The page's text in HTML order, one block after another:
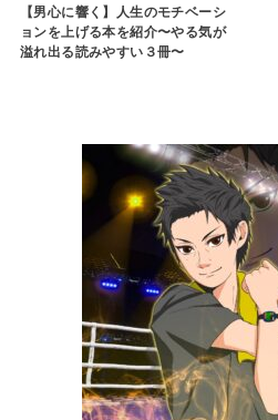
【男心に響く】人生のモチベーシ
ョンを上げる本を紹介〜やる気が
溢れ出る読みやすい３冊〜